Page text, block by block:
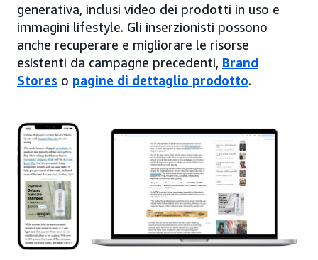
generativa, inclusi video dei prodotti in uso e
immagini lifestyle. Gli inserzionisti possono
anche recuperare e migliorare le risorse
esistenti da campagne precedenti, Brand
Stores o pagine di dettaglio prodotto.